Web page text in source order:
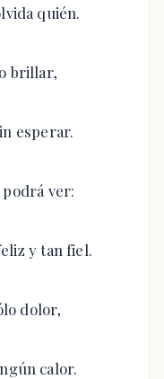
quién.
brillar,
esperar.
ver:
y tan fiel.
dolor,
calor.